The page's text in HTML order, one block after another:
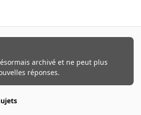
archivé et ne peut plus
réponses.